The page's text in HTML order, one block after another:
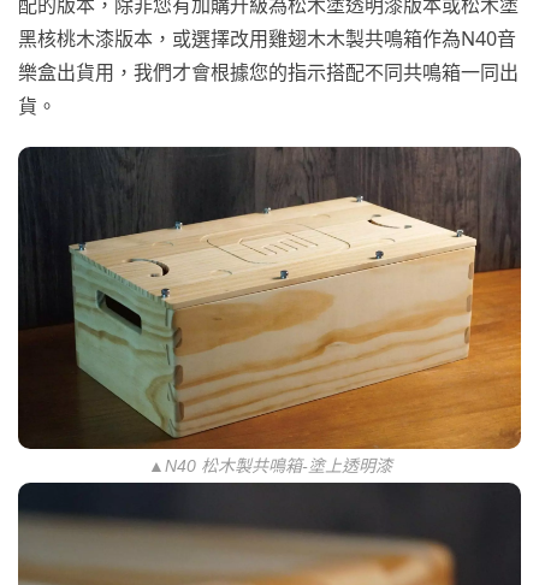
黑核桃木漆版本，或選擇改用雞翅木木製共鳴箱作為N40音
樂盒出貨用，我們才會根據您的指示搭配不同共鳴箱一同出
貨。
▲N40 松木製共鳴箱-塗上透明漆